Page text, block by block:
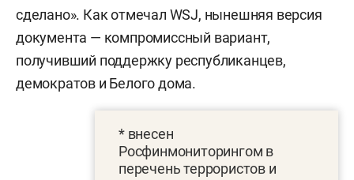
сделано». Как отмечал WSJ, нынешняя версия
документа — компромиссный вариант,
получивший поддержку республиканцев,
демократов и Белого дома.
* внесен
Росфинмониторингом в
перечень террористов и